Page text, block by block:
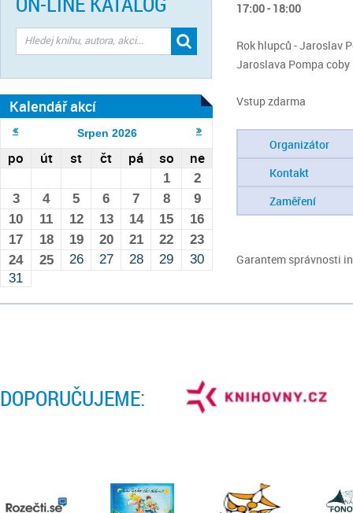
17:00 - 18:00
Rok hlupců - Jaroslav
Jaroslava Pompa coby
Vstup zdarma
Organizátor
Kontakt
Zaměření
Garantem správnosti
Kalendář akcí
Srpen 2026
po út st čt pá so ne
1
2
3
4 5 6 7 8
9
10
11 12 13 14 15
16
17
18 19 20 21 22
23
24
25 26 27 28 29
30
31
DOPORUČUJEME: